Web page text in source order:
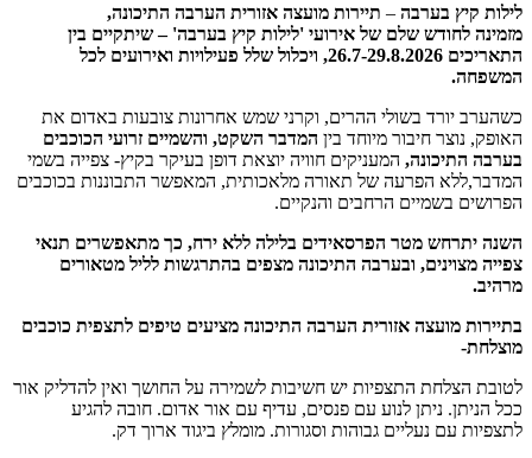
קיץ בערבה –תיירות מועצה אזורית הערבה התיכונה,
לחודש שלם של אירועי 'לילות קיץ בערבה' – שיתקיים בין
התאריכים 26.7-29.8.2026, ויכלול שלל פעילויות ואירועים לכל
יורד בשולי ההרים, וקרני שמש אחרונות צובעות באדום את
נוצר חיבור מיוחד ביןהמדבר השקט, והשמיים זרועי הכוכבים
התיכונה,המעניקים חוויה יוצאת דופן בעיקר בקיץ- צפייה בשמי
הפרעה של תאורה מלאכותית, המאפשר התבוננות בכוכבים
בשמיים הרחבים והנקיים.
מטר הפרסאידים בלילה ללא ירח, כך מתאפשרים תנאי
מצוינים, ובערבה התיכונה מצפים בהתרגשות לליל מטאורים
מועצה אזורית הערבה התיכונה מציעים טיפים לתצפית כוכבים
הצלחת התצפיות יש חשיבות לשמירה על החושך ואין להדליק אור
ניתן לנוע עם פנסים, עדיף עם אור אדום. חובה להגיע
עם נעליים גבוהות וסגורות. מומלץ ביגוד ארוך דק.